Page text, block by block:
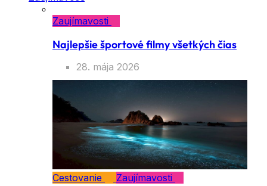
Zaujímavosti
Najlepšie športové filmy všetkých čias
28. mája 2026
Cestovanie Zaujímavosti